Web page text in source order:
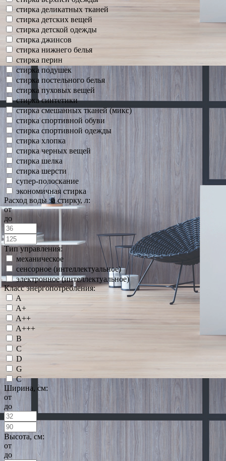
стирка деликатных тканей
стирка детских вещей
стирка детской одежды
стирка джинсов
стирка нижнего белья
стирка перин
стирка подушек
стирка постельного белья
стирка пуховых вещей
стирка синтетики
стирка смешанных тканей (микс)
стирка спортивной обуви
стирка спортивной одежды
стирка хлопка
стирка черных вещей
стирка шелка
стирка шерсти
супер-полоскание
экономичная стирка
Расход воды за стирку, л:
от
до
Тип управления:
механическое
сенсорное (интеллектуальное)
электронное (интеллектуальное)
Класс энергопотребления:
A
A+
A++
A+++
B
C
D
G
С
Ширина, см:
от
до
Высота, см:
от
до